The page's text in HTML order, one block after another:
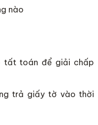
nào
tất toán để giải chấp
trả giấy tờ vào thời